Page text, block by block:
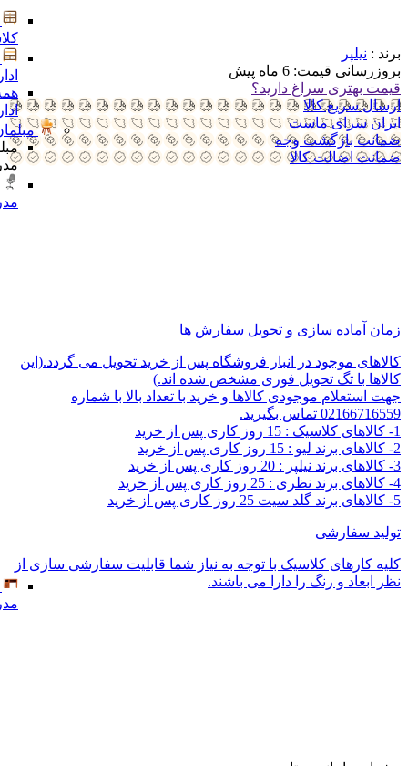
برند : نیلپر
قیمت بهتری سراغ دارید؟
ارسال سریع کالا
ایران سرای ماست
ضمانت بازگشت وجه
ضمانت اضالت کالا